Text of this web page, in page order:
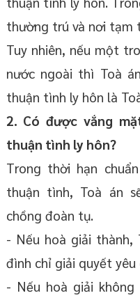
thường trú và nơi tạm
Tuy nhiên, nếu một
nước ngoài thì Toà
thuận tình ly hôn là
2. Có được vắng
thuận tình ly hôn?
Trong thời hạn
thuận tình, Toà án
chồng đoàn tụ.
- Nếu hoà giải thành,
đình chỉ giải quyết yêu
- Nếu hoà giải